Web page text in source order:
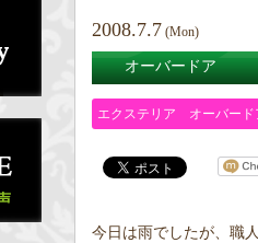
2008.7.7 (Mon)
オーバードア
エクステリア オーバード
今日は雨でしたが、職